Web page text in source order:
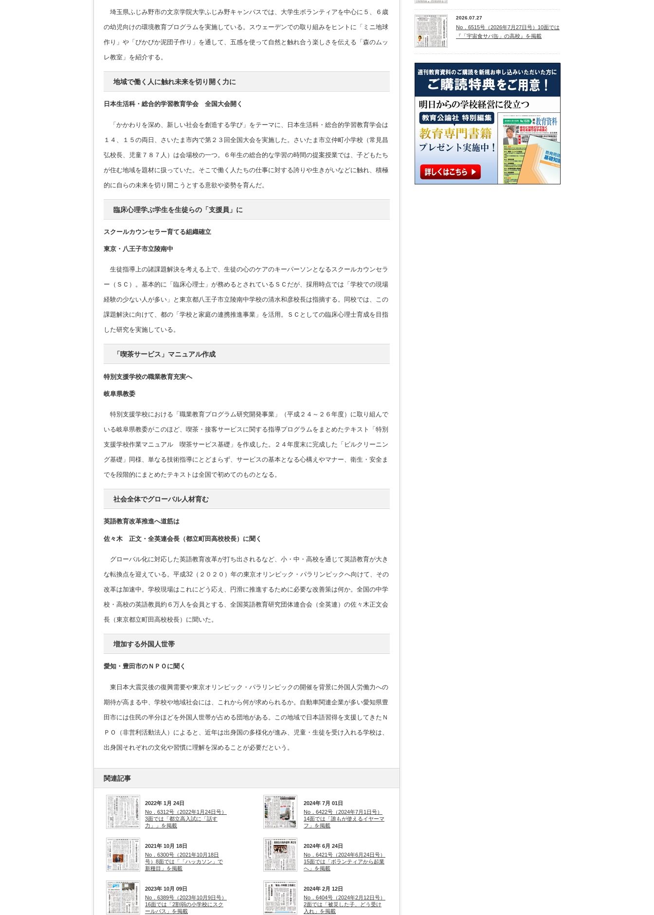
埼玉県ふじみ野市の文京学院大学ふじみ野キャンパスでは、大学生ボランティアを中心に５、６歳
の幼児向けの環境教育プログラムを実施している。スウェーデンでの取り組みをヒントに「ミニ地球
作り」や「ぴかぴか泥団子作り」を通して、五感を使って自然と触れ合う楽しさを伝える「森のムッ
レ教室」を紹介する。
地域で働く人に触れ未来を切り開く力に
日本生活科・総合的学習教育学会 全国大会開く
「かかわりを深め、新しい社会を創造する学び」をテーマに、日本生活科・総合的学習教育学会は
１４、１５の両日、さいたま市内で第２３回全国大会を実施した。さいたま市立仲町小学校（常見昌
弘校長、児童７８７人）は会場校の一つ。６年生の総合的な学習の時間の提案授業では、子どもたち
が住む地域を題材に扱っていた。そこで働く人たちの仕事に対する誇りや生きがいなどに触れ、積極
的に自らの未来を切り開こうとする意欲や姿勢を育んだ。
臨床心理学ぶ学生を生徒らの「支援員」に
スクールカウンセラー育てる組織確立
東京・八王子市立陵南中
生徒指導上の諸課題解決を考える上で、生徒の心のケアのキーパーソンとなるスクールカウンセラ
ー（ＳＣ）。基本的に「臨床心理士」が務めるとされているＳＣだが、採用時点では「学校での現場
経験の少ない人が多い」と東京都八王子市立陵南中学校の清水和彦校長は指摘する。同校では、この
課題解決に向けて、都の「学校と家庭の連携推進事業」を活用。ＳＣとしての臨床心理士育成を目指
した研究を実施している。
「喫茶サービス」マニュアル作成
特別支援学校の職業教育充実へ
岐阜県教委
特別支援学校における「職業教育プログラム研究開発事業」（平成２４～２６年度）に取り組んで
いる岐阜県教委がこのほど、喫茶・接客サービスに関する指導プログラムをまとめたテキスト「特別
支援学校作業マニュアル 喫茶サービス基礎」を作成した。２４年度末に完成した「ビルクリーニン
グ基礎」同様、単なる技術指導にとどまらず、サービスの基本となる心構えやマナー、衛生・安全ま
でを段階的にまとめたテキストは全国で初めてのものとなる。
社会全体でグローバル人材育む
英語教育改革推進へ道筋は
佐々木 正文・全英連会長（都立町田高校校長）に聞く
グローバル化に対応した英語教育改革が打ち出されるなど、小・中・高校を通じて英語教育が大き
な転換点を迎えている。平成32（２０２０）年の東京オリンピック・パラリンピックへ向けて、その
改革は加速中。学校現場はこれにどう応え、円滑に推進するために必要な改善策は何か。全国の中学
校・高校の英語教員約６万人を会員とする、全国英語教育研究団体連合会（全英連）の佐々木正文会
長（東京都立町田高校校長）に聞いた。
増加する外国人世帯
愛知・豊田市のＮＰＯに聞く
東日本大震災後の復興需要や東京オリンピック・パラリンピックの開催を背景に外国人労働力への
期待が高まる中、学校や地域社会には、これから何が求められるか。自動車関連企業が多い愛知県豊
田市には住民の半分ほどを外国人世帯が占める団地がある。この地域で日本語習得を支援してきたＮ
ＰＯ（非営利活動法人）によると、近年は出身国の多様化が進み、児童・生徒を受け入れる学校は、
出身国それぞれの文化や習慣に理解を深めることが必要だという。
関連記事
2022年 1月 24日
No．6312号（2022年1月24日号）
3面では「都立高入試に「話す
力」」を掲載
2024年 7月 01日
No．6422号（2024年7月1日号）
14面では「誰もが使えるイヤーマ
フ」を掲載
2021年 10月 18日
No．6300号（2021年10月18日
号）8面では「「ハッカソン」で
新種目」を掲載
2024年 6月 24日
No．6421号（2024年6月24日号）
15面では「ボランティアから起業
へ」を掲載
2023年 10月 09日
No．6389号（2023年10月9日号）
16面では「2割弱の小学校にスク
ールバス」を掲載
2024年 2月 12日
No．6404号（2024年2月12日号）
2面では「被災した子、どう受け
入れ」を掲載
2026.07.27
No．6515号（2026年7月27日号）10面では
『「宇宙食サバ缶」の高校』を掲載